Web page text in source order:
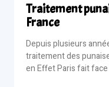
Traitement
France
Depuis plusieurs
traitement des
en Effet Paris fait